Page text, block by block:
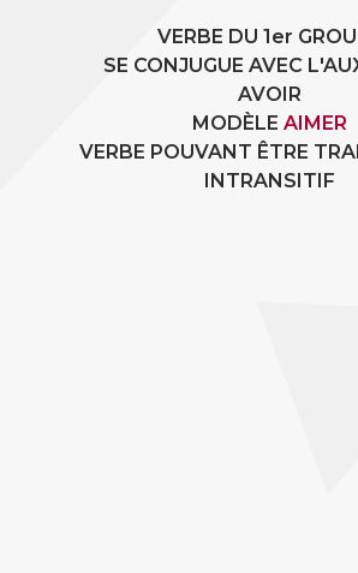
VERBE DU 1er
SE CONJUGUE AVEC
AVOIR
MODÈLE AIMER
VERBE POUVANT ÊTRE
INTRANSITIF